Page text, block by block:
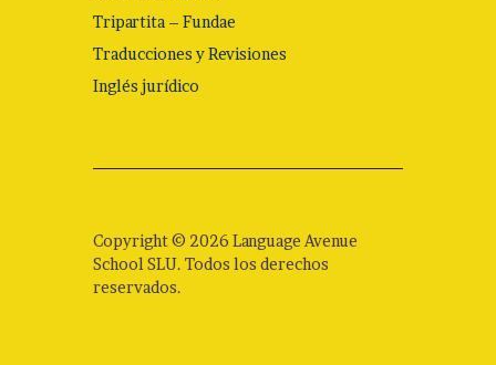
Tripartita – Fundae
Traducciones y Revisiones
Inglés jurídico
Copyright © 2026 Language Avenue
School SLU. Todos los derechos
reservados.